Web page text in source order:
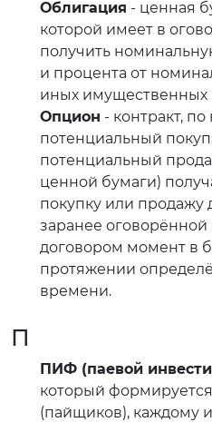
Облигация - ценная
которой имеет в
получить
и процента от
иных имущественных
Опцион - контракт,
потенциальный
потенциальный
ценной бумаги)
покупку или продажу
заранее
договором момент в
протяжении
времени.
П
ПИФ (паевой
который
(пайщиков), каждому